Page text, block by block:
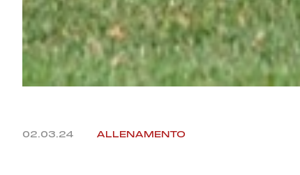
02.03.24 ALLENAMENTO